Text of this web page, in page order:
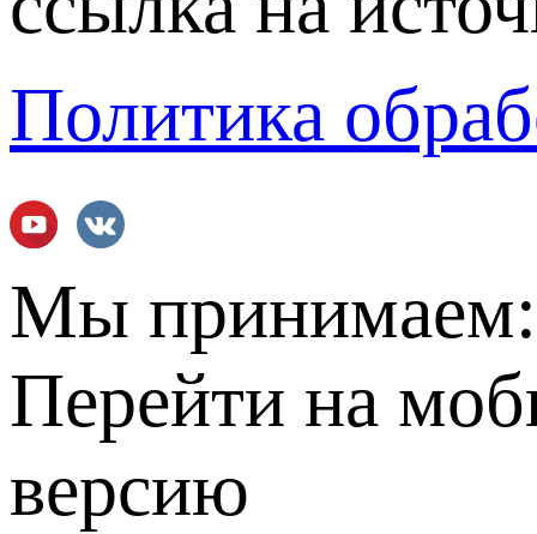
Политика
Мы
Перейти на
версию